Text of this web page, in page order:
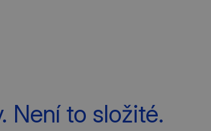
Není to složité.